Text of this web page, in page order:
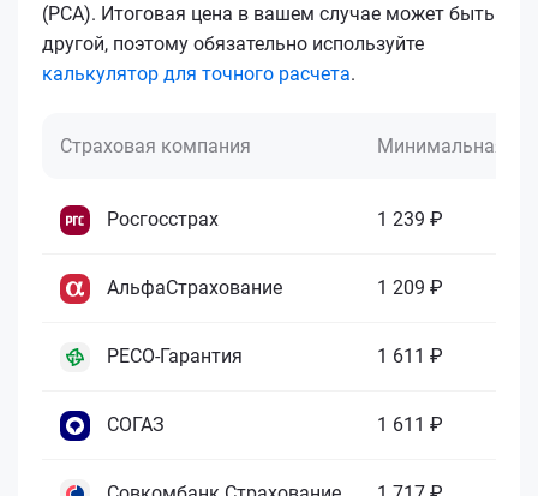
(РСА). Итоговая цена в вашем случае может быть
другой, поэтому обязательно используйте
калькулятор для точного расчета.
Страховая компания Минимальная
Росгосстрах 1 239 ₽
АльфаСтрахование 1 209 ₽
РЕСО-Гарантия 1 611 ₽
СОГАЗ 1 611 ₽